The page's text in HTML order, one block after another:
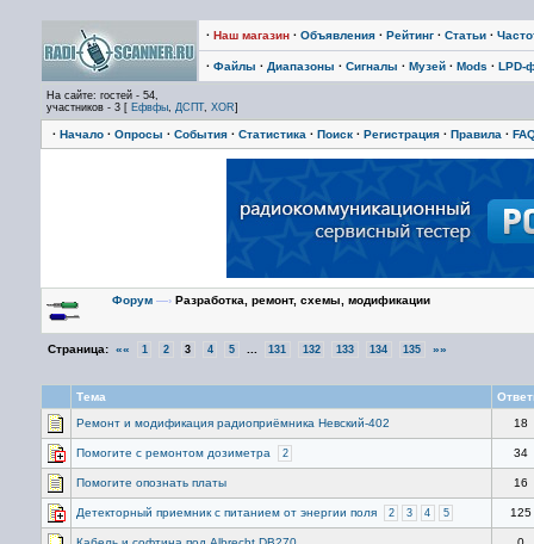
· Наш магазин · Объявления · Рейтинг · Статьи ·
· Файлы · Диапазоны · Сигналы · Музей · Mods · LPD-
На сайте: гостей - 54,
участников - 3 [ Ефвфы, ДСПТ, XOR]
· Начало · Опросы · События · Статистика · Поиск · Регистрация · Правила ·
Форум —› Разработка, ремонт, схемы, модификации
Страница: «« 1 2 3 4 5 131 132 133 134 135 »»
Тема
Ремонт и модификация радиоприёмника Невский-402
18
Помогите с ремонтом дозиметра 2 34
Помогите опознать платы 16
Детекторный приемник с питанием от энергии поля 2 3 4 5 125